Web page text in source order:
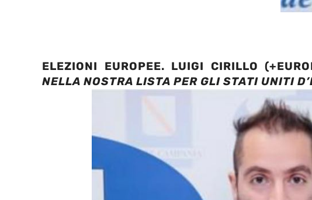
ELEZIONI EUROPEE. LUIGI CIRILLO
NELLA NOSTRA LISTA PER GLI STATI UNITI